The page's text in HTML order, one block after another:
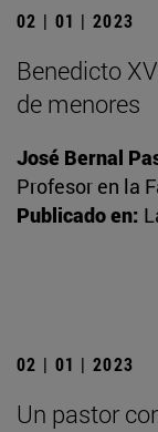
02 | 01 | 2023
Benedicto
de menores
José Bernal
Profesor en la
Publicado en:
02 | 01 | 2023
Un pastor